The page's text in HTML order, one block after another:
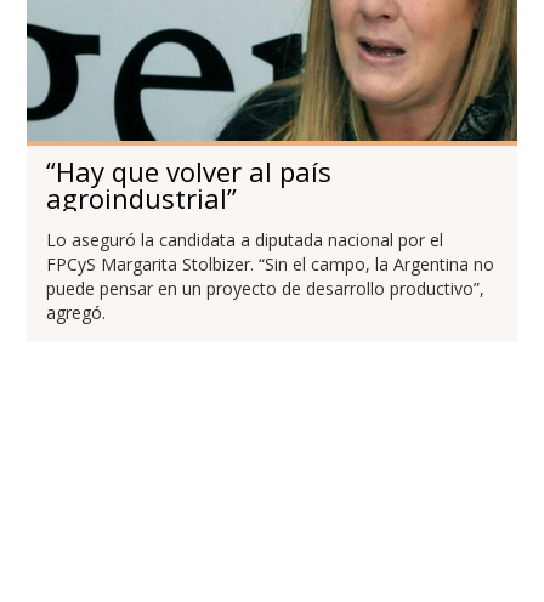
“Hay que volver al país
agroindustrial”
Lo aseguró la candidata a diputada nacional por el
FPCyS Margarita Stolbizer. “Sin el campo, la Argentina no
puede pensar en un proyecto de desarrollo productivo”,
agregó.